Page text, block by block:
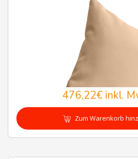
476,22€inkl.
Zum Warenkorb